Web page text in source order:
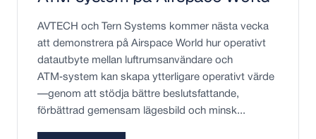
AVTECH och Tern Systems kommer nästa vecka
att demonstrera på Airspace World hur operativt
datautbyte mellan luftrumsanvändare och
ATM‑system kan skapa ytterligare operativt värde
—genom att stödja bättre beslutsfattande,
förbättrad gemensam lägesbild och minsk...